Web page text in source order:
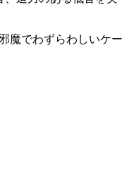
魔でわずらわしいケー